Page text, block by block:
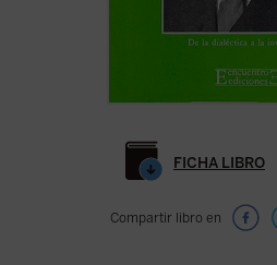
FICHA LIBRO
Compartir libro en